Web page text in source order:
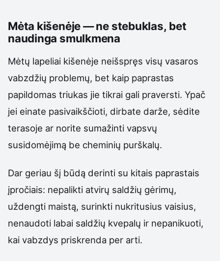
Mėta kišenėje — ne stebuklas, bet
naudinga smulkmena
Mėtų lapeliai kišenėje neišspręs visų vasaros
vabzdžių problemų, bet kaip paprastas
papildomas triukas jie tikrai gali praversti. Ypač
jei einate pasivaikščioti, dirbate darže, sėdite
terasoje ar norite sumažinti vapsvų
susidomėjimą be cheminių purškalų.
Dar geriau šį būdą derinti su kitais paprastais
įpročiais: nepalikti atvirų saldžių gėrimų,
uždengti maistą, surinkti nukritusius vaisius,
nenaudoti labai saldžių kvepalų ir nepanikuoti,
kai vabzdys priskrenda per arti.